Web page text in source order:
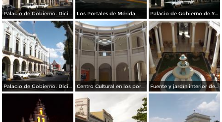
Palacio de Gobierno. Diciembre/2014 Los Portales de Mérida. Diciembre/2014 Palacio de Gobierno de Yucatán. Diciembre/2014
Palacio de Gobierno. Diciembre/2014 Centro Cultural en los portales de Mérida. Diciembre/2014 Fuente y jardín interior del Hotel Misión Mérida. Diciembre/2014